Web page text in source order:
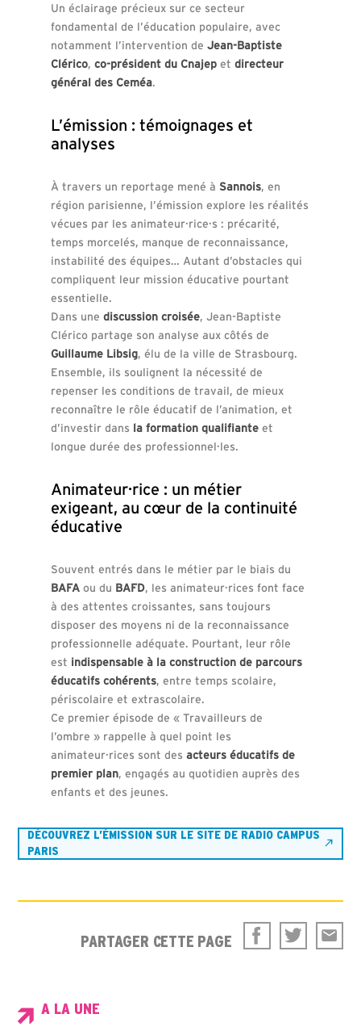
Un éclairage précieux sur ce secteur
fondamental de l’éducation populaire, avec
notamment l’intervention de Jean-Baptiste
Clérico, co-président du Cnajepet directeur
général des Ceméa.
L’émission : témoignages et
analyses
À travers un reportage mené à Sannois, en
région parisienne, l’émission explore les réalités
vécues par les animateur·rice·s : précarité,
temps morcelés, manque de reconnaissance,
instabilité des équipes… Autant d’obstacles qui
compliquent leur mission éducative pourtant
essentielle.
Dans une discussion croisée, Jean-Baptiste
Clérico partage son analyse aux côtés de
Guillaume Libsig, élu de la ville de Strasbourg.
Ensemble, ils soulignent la nécessité de
repenser les conditions de travail, de mieux
reconnaître le rôle éducatif de l’animation, et
d’investir dans la formation qualifianteet
longue durée des professionnel·les.
Animateur·rice : un métier
exigeant, au cœur de la continuité
éducative
Souvent entrés dans le métier par le biais du
BAFAou du BAFD, les animateur·rices font face
à des attentes croissantes, sans toujours
disposer des moyens ni de la reconnaissance
professionnelle adéquate. Pourtant, leur rôle
est indispensable à la construction de parcours
éducatifs cohérents, entre temps scolaire,
périscolaire et extrascolaire.
Ce premier épisode de « Travailleurs de
l’ombre » rappelle à quel point les
animateur·rices sont des acteurs éducatifs de
premier plan, engagés au quotidien auprès des
enfants et des jeunes.
DÉCOUVREZ L’ÉMISSION SUR LE SITE DE RADIO CAMPUS
PARIS
PARTAGER CETTE PAGE
A LA UNE